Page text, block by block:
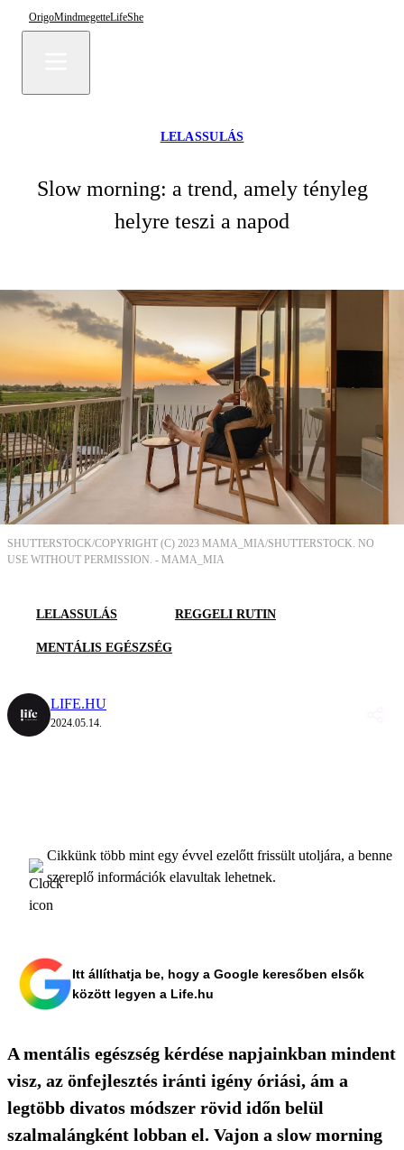
OrigoMindmegetteLifeShe
LELASSULÁS
Slow morning: a trend, amely tényleg
helyre teszi a napod
SHUTTERSTOCK/COPYRIGHT (C) 2023 MAMA_MIA/SHUTTERSTOCK. NO
USE WITHOUT PERMISSION. - MAMA_MIA
LELASSULÁS REGGELI RUTIN
MENTÁLIS EGÉSZSÉG
LIFE.HU
2024.05.14.
Cikkünk több mint egy évvel ezelőtt frissült utoljára, a benne
szereplő információk elavultak lehetnek.
Itt állíthatja be, hogy a Google keresőben elsők
között legyen a Life.hu
A mentális egészség kérdése napjainkban mindent
visz, az önfejlesztés iránti igény óriási, ám a
legtöbb divatos módszer rövid időn belül
szalmalángként lobban el. Vajon a slow morning